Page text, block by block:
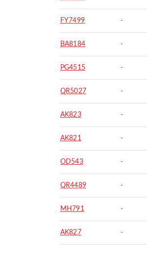
FY7499 -
BA8184 -
PG4515 -
QR5027 -
AK823 -
AK821 -
OD543 -
QR4489 -
MH791 -
AK827 -